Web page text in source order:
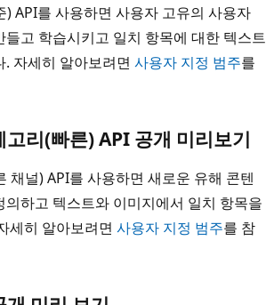
) API를 사용하면 사용자 고유의 사용자
들고 학습시키고 일치 항목에 대한 텍스트
자세히 알아보려면 사용자 지정 범주를
리(빠른) API 공개 미리보기
채널) API를 사용하면 새로운 유해 콘텐
의하고 텍스트와 이미지에서 일치 항목을
세히 알아보려면 사용자 지정 범주를 참